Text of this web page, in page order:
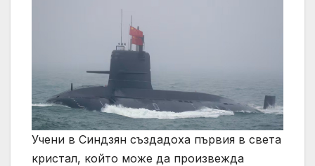
Учени в Синдзян създадоха първия в света
кристал, който може да произвежда